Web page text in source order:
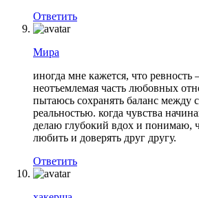
Ответить
Мира
иногда мне кажется, что ревность
неотъемлемая часть любовных
пытаюсь сохранять баланс между
реальностью. когда чувства
делаю глубокий вдох и понимаю,
любить и доверять друг другу.
Ответить